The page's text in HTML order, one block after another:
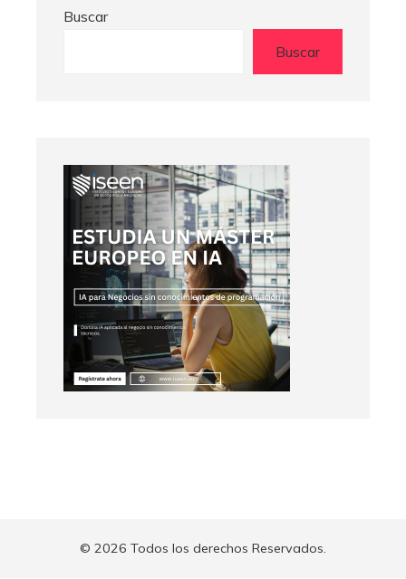
Buscar
Buscar
© 2026 Todos los derechos Reservados.